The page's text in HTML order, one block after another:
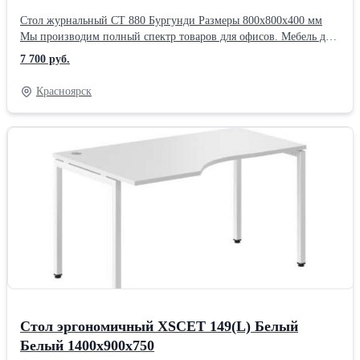
Стол журнальный CT 880 Бургунди Размеры 800х800х400 мм
Мы производим полный спектр товаров для офисов. Мебель для
кабинетов руководителей, мебель для персонала, стойки
ресепшен, столы для переговоров, решения для зонирования
помещений, мебель для call- центров, мягкую мебель,
демонстрационные доски с маркерными или грифельными
покрытиями, а также являемся поставщиками эксклюзивной
дизайнерской мебели на территории РФ. Индивидуальное
изготовление мебели по вашим пожеланиям и размерам. С нами
все понятно. * Заявка * Уточнение и согласование ТЗ * Ценовое
предложение * Подписание контракта * Согласование
7 700 руб.
Красноярск
Стол эргономичный XSCET 149(L) Белый
Белый 1400х900х750